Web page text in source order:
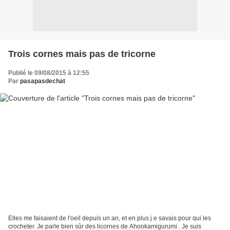
Trois cornes mais pas de tricorne
Publié le 09/08/2015 à 12:55
Par pasapasdechat
Elles me faisaient de l'oeil depuis un an, et en plus j e savais pour qui les
crocheter. Je parle bien sûr des licornes de Ahookamigurumi . Je suis